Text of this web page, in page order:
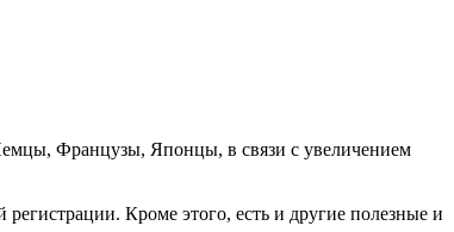
Французы, Японцы, в связи с увеличением
Кроме этого, есть и другие полезные и